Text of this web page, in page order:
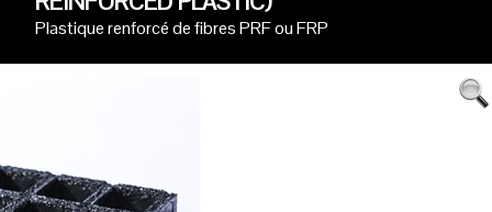
Plastique renforcé de fibres PRF ou FRP